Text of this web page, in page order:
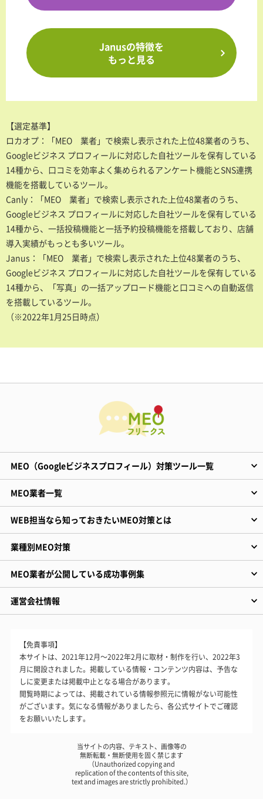
Janusの特徴を
もっと見る
【選定基準】
ロカオプ：「MEO 業者」で検索し表示された上位48業者のうち、
Googleビジネス プロフィールに対応した自社ツールを保有している
14種から、口コミを効率よく集められるアンケート機能とSNS連携
機能を搭載しているツール。
Canly：「MEO 業者」で検索し表示された上位48業者のうち、
Googleビジネス プロフィールに対応した自社ツールを保有している
14種から、一括投稿機能と一括予約投稿機能を搭載しており、店舗
導入実績がもっとも多いツール。
Janus：「MEO 業者」で検索し表示された上位48業者のうち、
Googleビジネス プロフィールに対応した自社ツールを保有している
14種から、「写真」の一括アップロード機能と口コミへの自動返信
を搭載しているツール。
（※2022年1月25日時点）
MEO（Googleビジネスプロフィール）対策ツール一覧
MEO業者一覧
WEB担当なら知っておきたいMEO対策とは
業種別MEO対策
MEO業者が公開している成功事例集
運営会社情報
【免責事項】
本サイトは、2021年12月～2022年2月に取材・制作を行い、2022年3
月に開設されました。掲載している情報・コンテンツ内容は、予告な
しに変更または掲載中止となる場合があります。
閲覧時期によっては、掲載されている情報参照元に情報がない可能性
がございます。気になる情報がありましたら、各公式サイトでご確認
をお願いいたします。
当サイトの内容、テキスト、画像等の
無断転載・無断使用を固く禁じます
（Unauthorized copying and
replication of the contents of this site,
text and images are strictly prohibited.）